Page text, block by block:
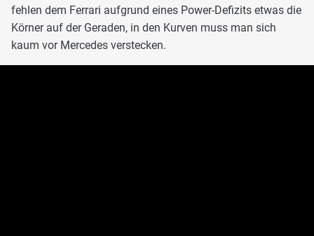
fehlen dem Ferrari aufgrund eines Power-Defizits etwas die
Körner auf der Geraden, in den Kurven muss man sich
kaum vor Mercedes verstecken.